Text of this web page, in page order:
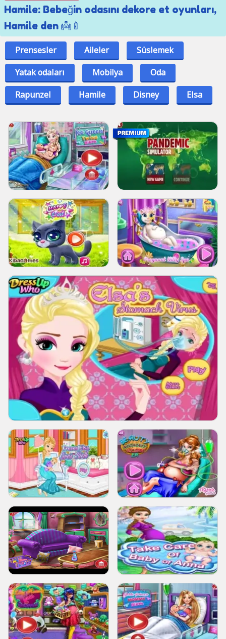
Hamile: Bebeğin odasını dekore et oyunları,
Hamile den 👼🍼
Prensesler Aileler
Süslemek
Yatak odaları
Mobilya
Oda
Rapunzel
Hamile Disney Elsa